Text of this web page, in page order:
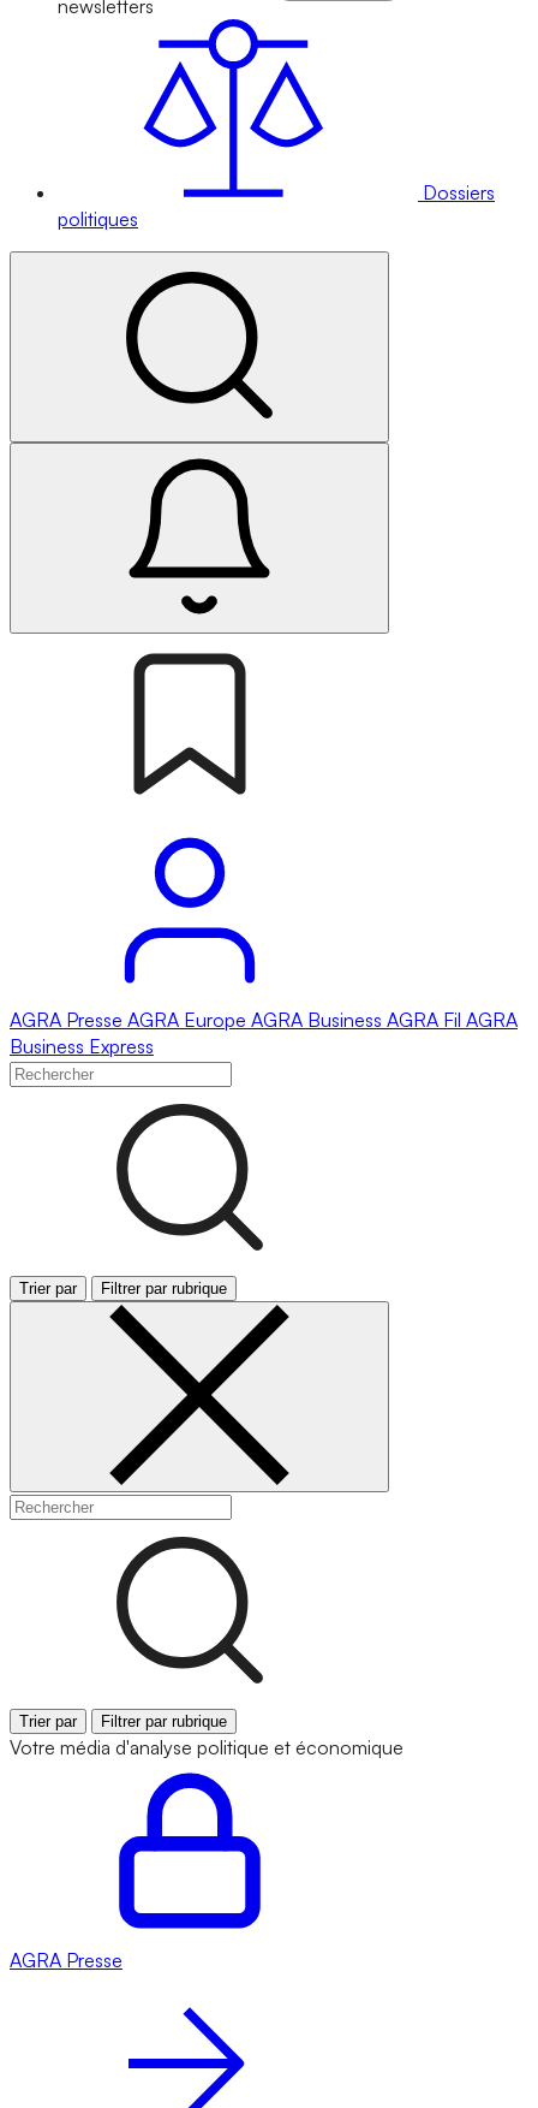
newsletters
Dossiers
politiques
AGRA Presse AGRA Europe AGRA Business AGRA Fil AGRA
Business Express
Trier par Filtrer par rubrique
Trier par Filtrer par rubrique
Votre média d'analyse politique et économique
AGRA Presse